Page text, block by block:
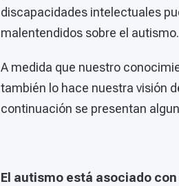
discapacidades intelectuales
malentendidos sobre el autismo.
A medida que nuestro
también lo hace nuestra visión
continuación se presentan
El autismo está asociado